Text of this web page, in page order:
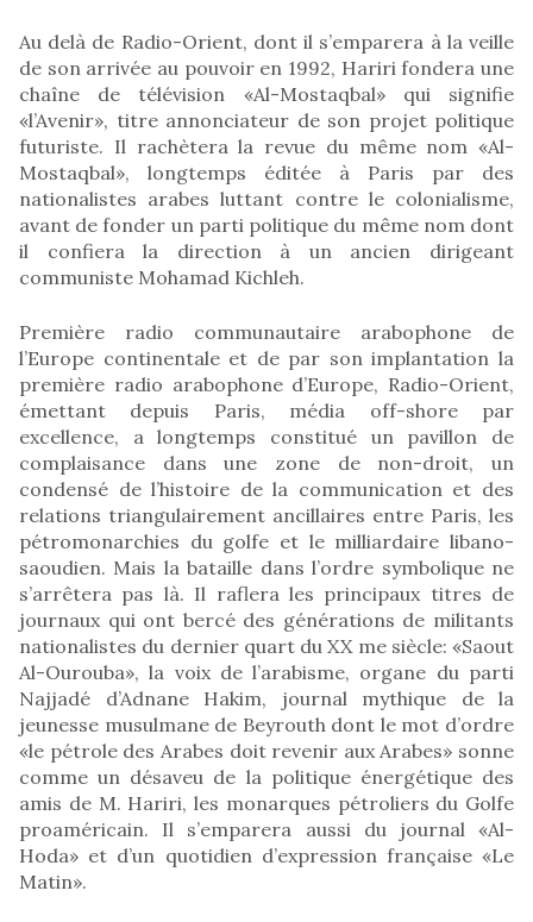
Au delà de Radio-Orient, dont il s’emparera à la veille
de son arrivée au pouvoir en 1992, Hariri fondera une
chaîne de télévision «Al-Mostaqbal» qui signifie
«l’Avenir», titre annonciateur de son projet politique
futuriste. Il rachètera la revue du même nom «Al-
Mostaqbal», longtemps éditée à Paris par des
nationalistes arabes luttant contre le colonialisme,
avant de fonder un parti politique du même nom dont
il confiera la direction à un ancien dirigeant
communiste Mohamad Kichleh.
Première radio communautaire arabophone de
l’Europe continentale et de par son implantation la
première radio arabophone d’Europe, Radio-Orient,
émettant depuis Paris, média off-shore par
excellence, a longtemps constitué un pavillon de
complaisance dans une zone de non-droit, un
condensé de l’histoire de la communication et des
relations triangulairement ancillaires entre Paris, les
pétromonarchies du golfe et le milliardaire libano-
saoudien. Mais la bataille dans l’ordre symbolique ne
s’arrêtera pas là. Il raflera les principaux titres de
journaux qui ont bercé des générations de militants
nationalistes du dernier quart du XX me siècle: «Saout
Al-Ourouba», la voix de l’arabisme, organe du parti
Najjadé d’Adnane Hakim, journal mythique de la
jeunesse musulmane de Beyrouth dont le mot d’ordre
«le pétrole des Arabes doit revenir aux Arabes» sonne
comme un désaveu de la politique énergétique des
amis de M. Hariri, les monarques pétroliers du Golfe
proaméricain. Il s’emparera aussi du journal «Al-
Hoda» et d’un quotidien d’expression française «Le
Matin».